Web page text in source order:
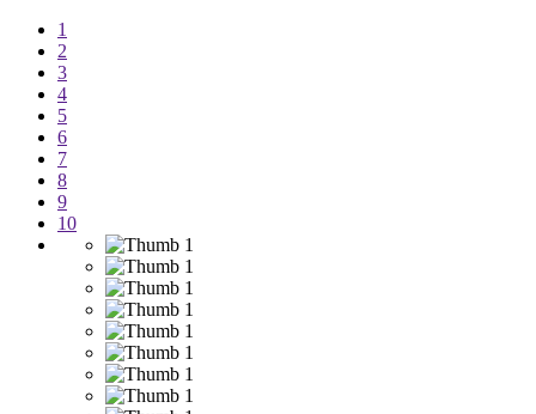
1
2
3
4
5
6
7
8
9
10